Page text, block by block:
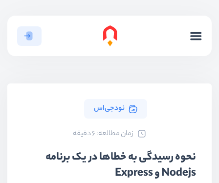
نودجی‌اس
ﺯﻣﺎﻥ ﻣﻄﺎﻟﻌﻪ: 6 دقیقه
نحوه رسیدگی به خطا‌ها در یک برنامه
Nodejs و Express